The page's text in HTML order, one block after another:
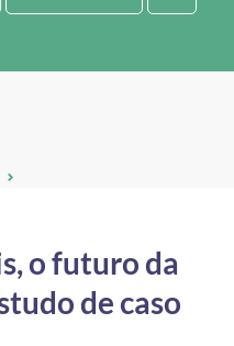
o futuro da
de caso